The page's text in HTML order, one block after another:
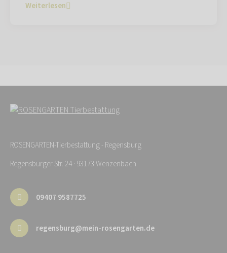
Weiterlesen
ROSENGARTEN-Tierbestattung - Regensburg
Regensburger Str. 24 · 93173 Wenzenbach
09407 9587725
regensburg@mein-rosengarten.de